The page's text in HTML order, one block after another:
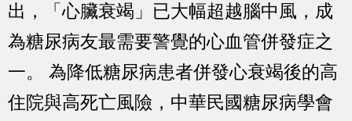
出，
「心臟衰竭」已大幅超越腦中風，成
為糖尿病友最需要警覺的心血管併發症之
一。
為降低糖尿病患者併發心衰竭後的高
住院與高死亡風險，中華民國糖尿病學會